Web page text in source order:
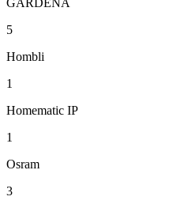
GARDENA
5
Hombli
1
Homematic IP
1
Osram
3